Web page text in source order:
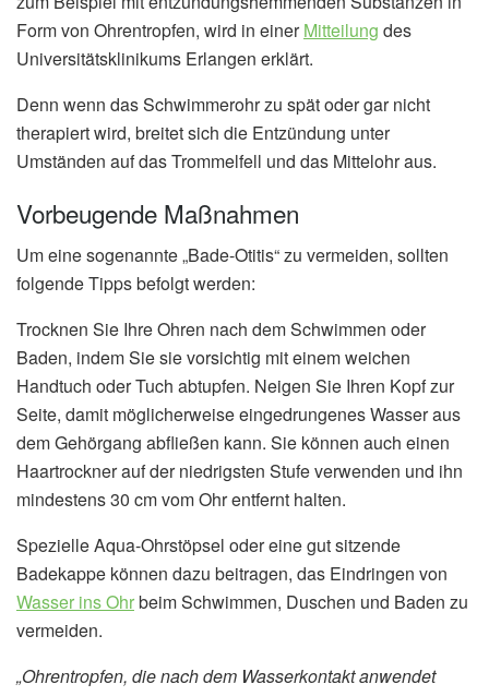
Form von Ohrentropfen, wird in einerMitteilung des
Universitätsklinikums Erlangen erklärt.
Denn wenn das Schwimmerohr zu spät oder gar nicht
therapiert wird, breitet sich die Entzündung unter
Umständen auf das Trommelfell und das Mittelohr aus.
Vorbeugende Maßnahmen
Um eine sogenannte „Bade-Otitis“ zu vermeiden, sollten
folgende Tipps befolgt werden:
Trocknen Sie Ihre Ohren nach dem Schwimmen oder
Baden, indem Sie sie vorsichtig mit einem weichen
Handtuch oder Tuch abtupfen. Neigen Sie Ihren Kopf zur
Seite, damit möglicherweise eingedrungenes Wasser aus
dem Gehörgang abfließen kann. Sie können auch einen
Haartrockner auf der niedrigsten Stufe verwenden und ihn
mindestens 30 cm vom Ohr entfernt halten.
Spezielle Aqua-Ohrstöpsel oder eine gut sitzende
Badekappe können dazu beitragen, das Eindringen von
Wasser ins Ohrbeim Schwimmen, Duschen und Baden zu
vermeiden.
„Ohrentropfen, die nach dem Wasserkontakt anwendet